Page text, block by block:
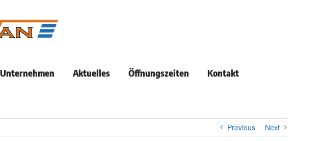
Unternehmen Aktuelles Öffnungszeiten Kontakt
Previous Next